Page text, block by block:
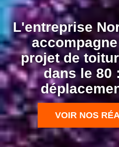
L'entreprise
projet de
dans le 80
VOIR NOS